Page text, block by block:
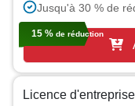
Jusqu'à 30 % de
15 % de réduction
Licence d'entreprise